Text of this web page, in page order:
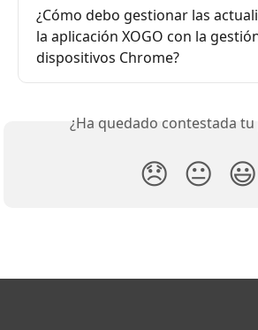
¿Cómo debo gestionar las
la aplicación XOGO con la
dispositivos Chrome?
¿Ha quedado contestada
😞 😐 😃